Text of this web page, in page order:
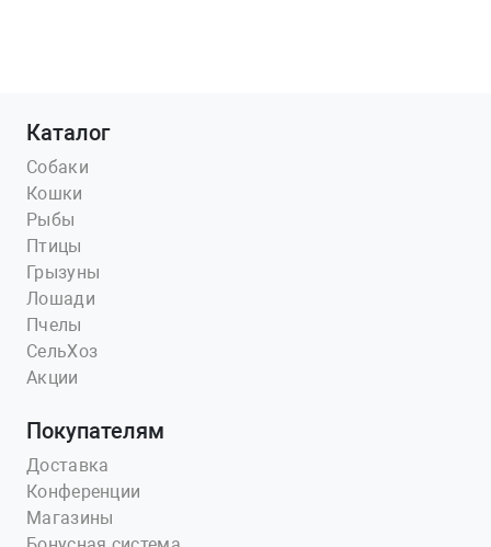
Каталог
Собаки
Кошки
Рыбы
Птицы
Грызуны
Лошади
Пчелы
СельХоз
Акции
Покупателям
Доставка
Конференции
Магазины